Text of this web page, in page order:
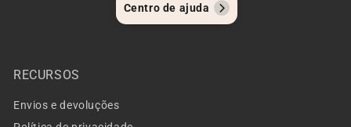
Centro de ajuda
RECURSOS
Envios e devoluções